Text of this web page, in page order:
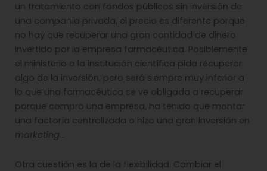
un tratamiento con fondos públicos sin inversión de
una compañía privada, el precio es diferente porque
no hay que recuperar una gran cantidad de dinero
invertido por la empresa farmacéutica. Posiblemente
el ministerio o la institución científica pida recuperar
algo de la inversión, pero será siempre muy inferior a
lo que una farmacéutica se ve obligada a recuperar
porque compró una empresa, ha tenido que montar
una factoría centralizada o hizo una gran inversión en
marketing…
Otra cuestión es la de la flexibilidad. Cambiar el